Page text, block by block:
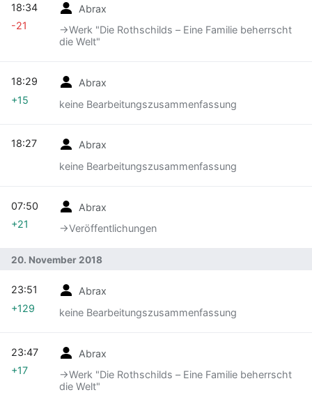
Abrax
→‎Werk "Die Rothschilds – Eine Familie beherrscht
die Welt"
18:34
-21
Abrax
keine Bearbeitungszusammenfassung
18:29
+15
Abrax
keine Bearbeitungszusammenfassung
18:27
Abrax
→‎Veröffentlichungen
07:50
+21
20. November 2018
Abrax
keine Bearbeitungszusammenfassung
23:51
+129
Abrax
→‎Werk "Die Rothschilds – Eine Familie beherrscht
die Welt"
23:47
+17